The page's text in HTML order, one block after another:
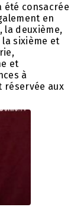
été consacrée
en
la deuxième,
sixième et
et
à
réservée aux